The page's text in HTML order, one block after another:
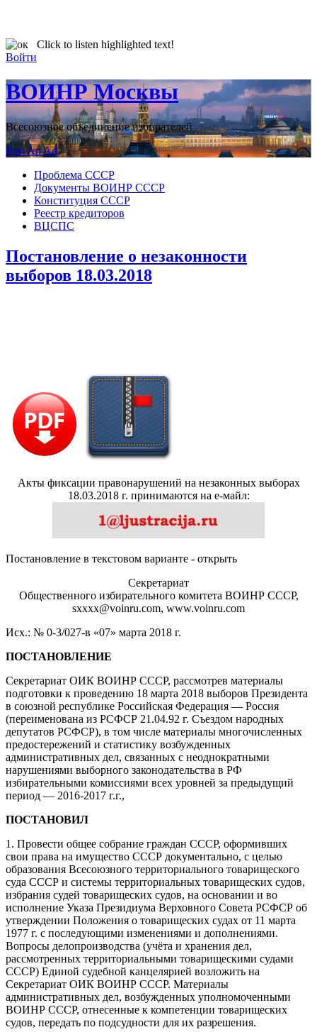
Click to listen highlighted text!
Войти
ВОИНР Москвы
Всесоюзное объединение избирателей
Post An Ad
Проблема СССР
Документы ВОИНР СССР
Конституция СССР
Реестр кредиторов
ВЦСПС
Постановление о незаконности
выборов 18.03.2018
Акты фиксации правонарушений на незаконных выборах
18.03.2018 г. принимаются на е-майл:
Постановление в текстовом варианте - открыть
Секретариат
Общественного избирательного комитета ВОИНР СССР,
sхххх@voinru.com, www.voinru.com
Исх.: № 0-3/027-в «07» марта 2018 г.
ПОСТАНОВЛЕНИЕ
Секретариат ОИК ВОИНР СССР, рассмотрев материалы
подготовки к проведению 18 марта 2018 выборов Президента
в союзной республике Российская Федерация — Россия
(переименована из РСФСР 21.04.92 г. Съездом народных
депутатов РСФСР), в том числе материалы многочисленных
предостережений и статистику возбужденных
административных дел, связанных с неоднократными
нарушениями выборного законодательства в РФ
избирательными комиссиями всех уровней за предыдущий
период — 2016-2017 г.г.,
ПОСТАНОВИЛ
1. Провести общее собрание граждан СССР, оформивших
свои права на имущество СССР документально, с целью
образования Всесоюзного территориального товарищеского
суда СССР и системы территориальных товарищеских судов,
избрания судей товарищеских судов, на основании и во
исполнение Указа Президиума Верховного Совета РСФСР об
утверждении Положения о товарищеских судах от 11 марта
1977 г. с последующими изменениями и дополнениями.
Вопросы делопроизводства (учёта и хранения дел,
рассмотренных территориальными товарищескими судами
СССР) Единой судебной канцелярией возложить на
Секретариат ОИК ВОИНР СССР. Материалы
административных дел, возбужденных уполномоченными
ВОИНР СССР, отнесенные к компетенции товарищеских
судов, передать по подсудности для их разрешения.